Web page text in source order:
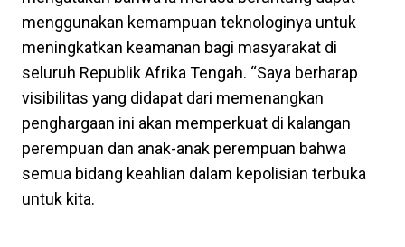
menggunakan kemampuan teknologinya untuk
meningkatkan keamanan bagi masyarakat di
seluruh Republik Afrika Tengah. “Saya berharap
visibilitas yang didapat dari memenangkan
penghargaan ini akan memperkuat di kalangan
perempuan dan anak-anak perempuan bahwa
semua bidang keahlian dalam kepolisian terbuka
untuk kita.